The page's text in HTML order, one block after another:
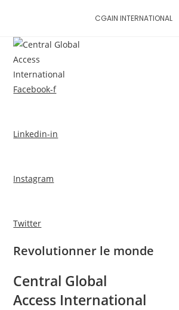
content
CGAIN INTERNATIONAL
Facebook-f
Linkedin-in
Instagram
Twitter
Revolutionner le monde
Central Global
Access International